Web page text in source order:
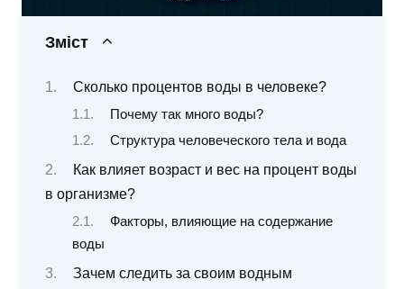
Зміст
Сколько процентов воды в человеке?
Почему так много воды?
Структура человеческого тела и вода
Как влияет возраст и вес на процент воды
в организме?
Факторы, влияющие на содержание
воды
Зачем следить за своим водным